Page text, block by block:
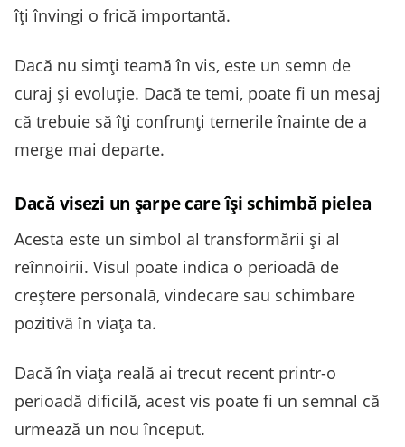
îți învingi o frică importantă.
Dacă nu simți teamă în vis, este un semn de
curaj și evoluție. Dacă te temi, poate fi un mesaj
că trebuie să îți confrunți temerile înainte de a
merge mai departe.
Dacă visezi un șarpe care își schimbă pielea
Acesta este un simbol al transformării și al
reînnoirii. Visul poate indica o perioadă de
creștere personală, vindecare sau schimbare
pozitivă în viața ta.
Dacă în viața reală ai trecut recent printr-o
perioadă dificilă, acest vis poate fi un semnal că
urmează un nou început.